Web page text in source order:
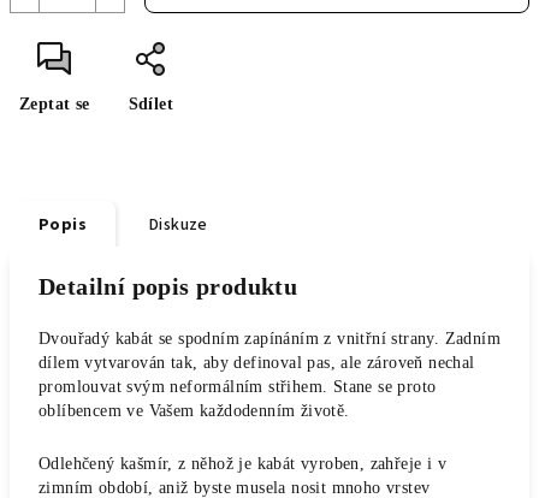
Zeptat se Sdílet
Popis Diskuze
Detailní popis produktu
Dvouřadý kabát se spodním zapínáním z vnitřní strany. Zadním
dílem vytvarován tak, aby definoval pas, ale zároveň nechal
promlouvat svým neformálním střihem. Stane se proto
oblíbencem ve Vašem každodenním životě.
Odlehčený kašmír, z něhož je kabát vyroben, zahřeje i v
zimním období, aniž byste musela nosit mnoho vrstev